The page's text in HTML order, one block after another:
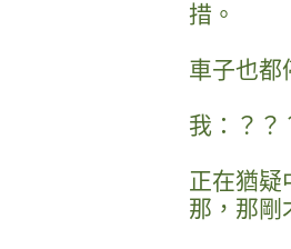
措。
車子也都
我：？？
正在猶疑
那，那剛